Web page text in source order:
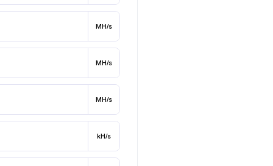
MH/s
MH/s
MH/s
kH/s